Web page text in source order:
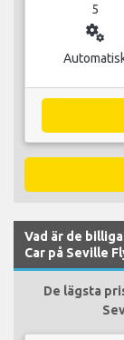
5
miscellaneous_services
Vad är de
Car på Seville
De lägsta